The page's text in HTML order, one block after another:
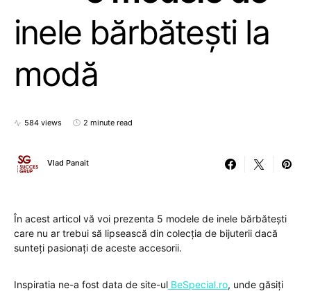
inele bărbătești la
modă
584 views 2 minute read
Vlad Panait
În acest articol vă voi prezenta 5 modele de inele bărbătești
care nu ar trebui să lipsească din colecția de bijuterii dacă
sunteți pasionați de aceste accesorii.
Inspiratia ne-a fost data de site-ul BeSpecial.ro, unde găsiți